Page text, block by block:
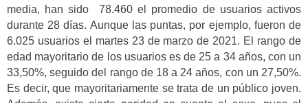
media, han sido 78.460 el promedio de usuarios activos
durante 28 días. Aunque las puntas, por ejemplo, fueron de
6.025 usuarios el martes 23 de marzo de 2021. El rango de
edad mayoritario de los usuarios es de 25 a 34 años, con un
33,50%, seguido del rango de 18 a 24 años, con un 27,50%.
Es decir, que mayoritariamente se trata de un público joven.